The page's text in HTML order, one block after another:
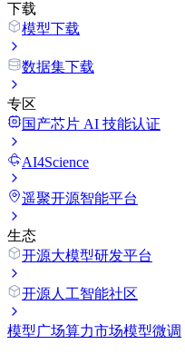
下载
模型下载
数据集下载
专区
国产芯片 AI 技能认证
AI4Science
遥聚开源智能平台
生态
开源大模型研发平台
开源人工智能社区
模型广场算力市场模型微调